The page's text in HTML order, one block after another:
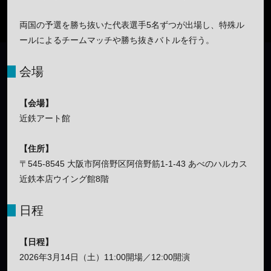
両国の予選を勝ち抜いた代表選手5名ずつが出場し、特殊ル
ールによるチームマッチや勝ち抜きバトルを行う。
会場
【会場】
近鉄アート館
【住所】
〒545-8545 大阪市阿倍野区阿倍野筋1-1-43 あべのハルカス
近鉄本店ウイング館8階
日程
【日程】
2026年3月14日（土）11:00開場／12:00開演